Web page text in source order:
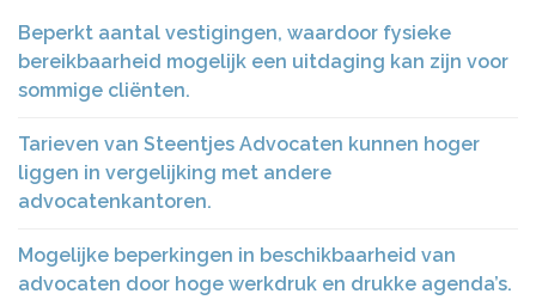
Beperkt aantal vestigingen, waardoor fysieke
bereikbaarheid mogelijk een uitdaging kan zijn voor
sommige cliënten.
Tarieven van Steentjes Advocaten kunnen hoger
liggen in vergelijking met andere
advocatenkantoren.
Mogelijke beperkingen in beschikbaarheid van
advocaten door hoge werkdruk en drukke agenda’s.